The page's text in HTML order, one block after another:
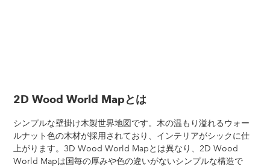
2D Wood World Mapとは
シンプルな壁掛け木製世界地図です。木の温もり溢れるウォー
ルナット色の木材が採用されており、インテリアがシックに仕
上がります。3D Wood World Mapとは異なり、2D Wood
World Mapは国毎の厚みや色の違いがないシンプルな構造で